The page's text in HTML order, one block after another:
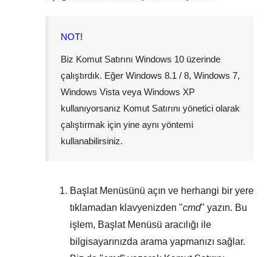
NOT!
Biz Komut Satırını Windows 10 üzerinde
çalıştırdık. Eğer Windows 8.1 / 8, Windows 7,
Windows Vista veya Windows XP
kullanıyorsanız Komut Satırını yönetici olarak
çalıştırmak için yine aynı yöntemi
kullanabilirsiniz.
Başlat Menüsünü açın ve herhangi bir yere
tıklamadan klavyenizden "cmd" yazın. Bu
işlem, Başlat Menüsü aracılığı ile
bilgisayarınızda arama yapmanızı sağlar.